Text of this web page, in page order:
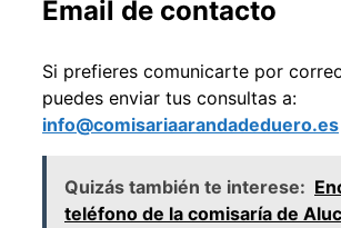
Email de contacto
Si prefieres comunicarte por
puedes enviar tus consultas a:
info@comisariaarandadeduero.es
Quizás también te interese:
teléfono de la comisaría de